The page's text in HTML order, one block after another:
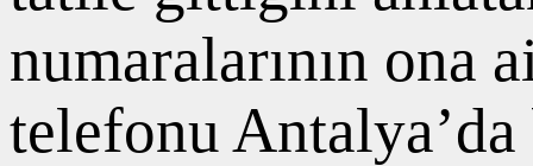
numaralarının ona
telefonu